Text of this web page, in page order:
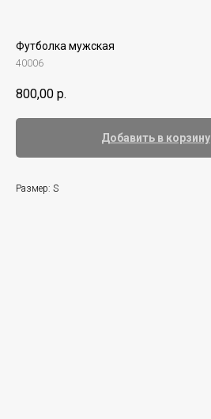
Футболка мужская
40006
800,00 р.
Добавить в корзину
Размер: S